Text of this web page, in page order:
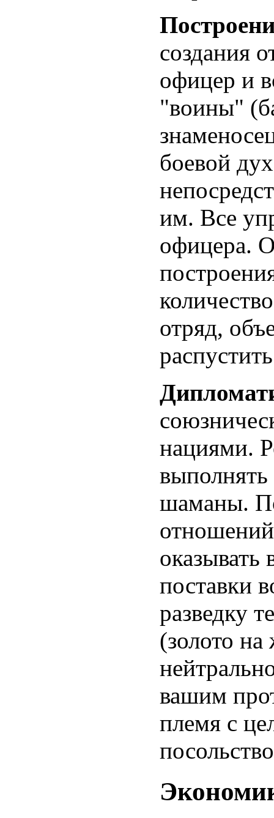
создания
офицер и
"воины"
боевой
им. Все
офицера.
отряд,
нациями.
шаманы.
поставки
разведку
(золото на
вашим
племя с